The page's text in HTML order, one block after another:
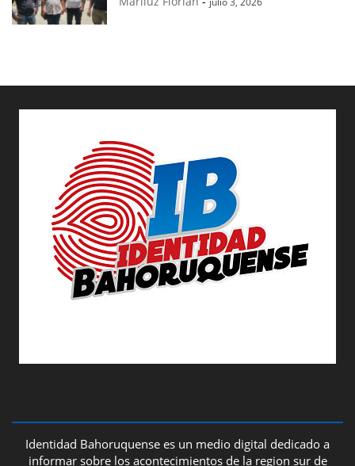
Identidad Bahoruquense es un medio digital dedicado a
informar sobre los acontecimientos de la region sur de